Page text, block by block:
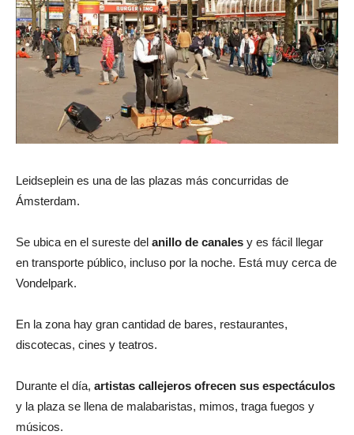
Leidseplein es una de las plazas más concurridas de
Ámsterdam.
Se ubica en el sureste del anillo de canales y es fácil llegar
en transporte público, incluso por la noche. Está muy cerca de
Vondelpark.
En la zona hay gran cantidad de bares, restaurantes,
discotecas, cines y teatros.
Durante el día, artistas callejeros ofrecen sus espectáculos
y la plaza se llena de malabaristas, mimos, traga fuegos y
músicos.